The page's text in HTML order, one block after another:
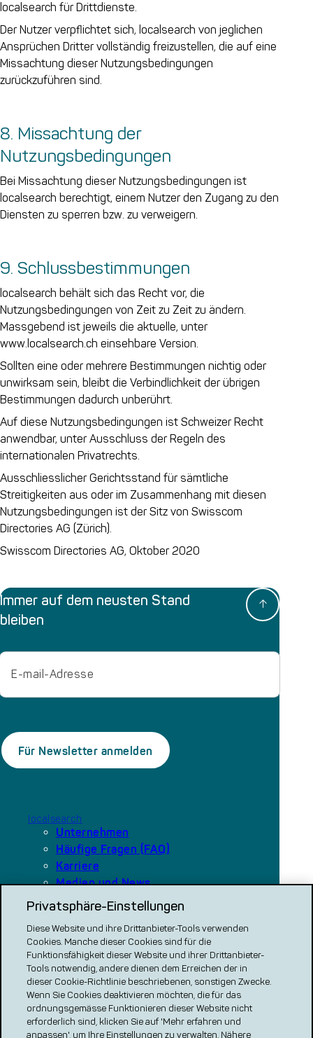
localsearch für Drittdienste.
Der Nutzer verpflichtet sich, localsearch von jeglichen
Ansprüchen Dritter vollständig freizustellen, die auf eine
Missachtung dieser Nutzungsbedingungen
zurückzuführen sind.
8. Missachtung der
Nutzungsbedingungen
Bei Missachtung dieser Nutzungsbedingungen ist
localsearch berechtigt, einem Nutzer den Zugang zu den
Diensten zu sperren bzw. zu verweigern.
9. Schlussbestimmungen
localsearch behält sich das Recht vor, die
Nutzungsbedingungen von Zeit zu Zeit zu ändern.
Massgebend ist jeweils die aktuelle, unter
www.localsearch.ch einsehbare Version.
Sollten eine oder mehrere Bestimmungen nichtig oder
unwirksam sein, bleibt die Verbindlichkeit der übrigen
Bestimmungen dadurch unberührt.
Auf diese Nutzungsbedingungen ist Schweizer Recht
anwendbar, unter Ausschluss der Regeln des
internationalen Privatrechts.
Ausschliesslicher Gerichtsstand für sämtliche
Streitigkeiten aus oder im Zusammenhang mit diesen
Nutzungsbedingungen ist der Sitz von Swisscom
Directories AG (Zürich).
Swisscom Directories AG, Oktober 2020
Immer auf dem neusten Stand
bleiben
Email
localsearch
Unternehmen
Häufige Fragen (FAQ)
Karriere
Medien und News
Unsere Plattformen
local.ch
search.ch
VERGLEICH CH
renovero
Privatsphäre-Einstellungen
Diese Website und ihre Drittanbieter-Tools verwenden
Cookies. Manche dieser Cookies sind für die
Funktionsfähigkeit dieser Website und ihrer Drittanbieter-
Tools notwendig, andere dienen dem Erreichen der in
dieser Cookie-Richtlinie beschriebenen, sonstigen Zwecke.
Wenn Sie Cookies deaktivieren möchten, die für das
ordnungsgemässe Funktionieren dieser Website nicht
erforderlich sind, klicken Sie auf 'Mehr erfahren und
anpassen', um Ihre Einstellungen zu verwalten. Nähere